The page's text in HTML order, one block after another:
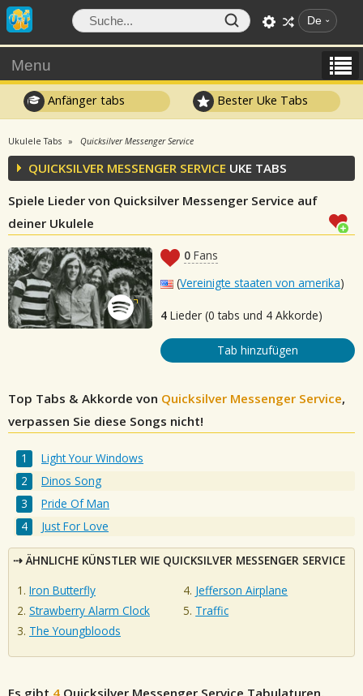
De
Menu
Anfänger tabs Bester Uke Tabs
Ukulele Tabs Quicksilver Messenger Service
QUICKSILVER MESSENGER SERVICE UKE TABS
Spiele Lieder von Quicksilver Messenger Service auf
deiner Ukulele
0 Fans
(Vereinigte staaten von amerika)
4 Lieder (0 tabs und 4 Akkorde)
Tab hinzufügen
Top Tabs & Akkorde von Quicksilver Messenger Service,
verpassen Sie diese Songs nicht!
Light Your Windows
Dinos Song
Pride Of Man
Just For Love
ÄHNLICHE KÜNSTLER WIE QUICKSILVER MESSENGER SERVICE
Iron Butterfly
Strawberry Alarm Clock
The Youngbloods
Jefferson Airplane
Traffic
Es gibt 4 Quicksilver Messenger Service Tabulaturen,